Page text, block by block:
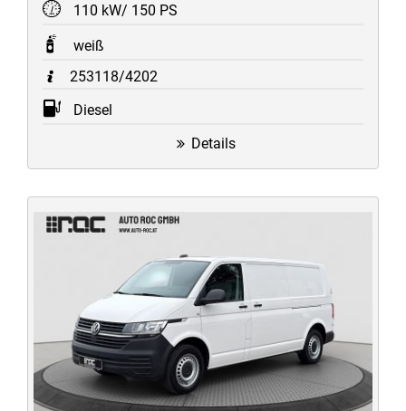
110 kW/ 150 PS
weiß
253118/4202
Diesel
Details